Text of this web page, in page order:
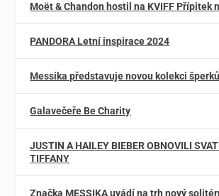
Moët & Chandon hostil na KVIFF Přípitek
PANDORA Letní inspirace 2024
Messika představuje novou kolekci
Galavečeře Be Charity
JUSTIN A HAILEY BIEBER OBNOVILI
TIFFANY
Značka MESSIKA uvádí na trh nový